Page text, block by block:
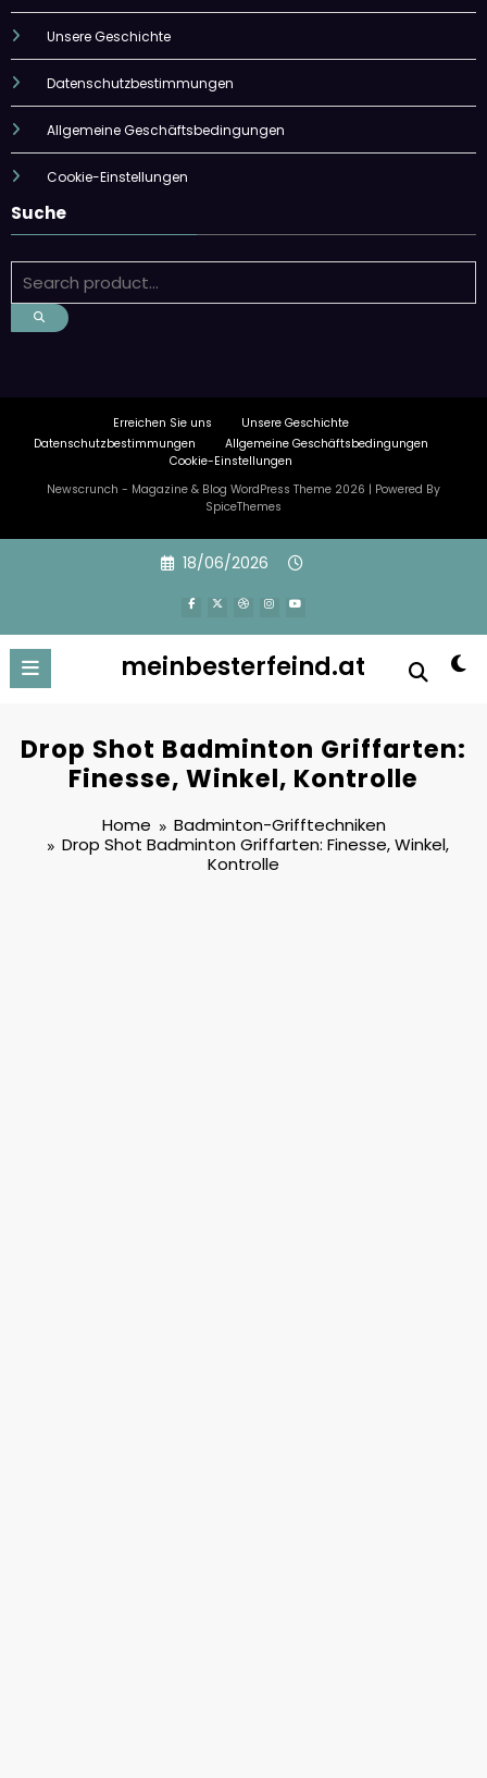
Unsere Geschichte
Datenschutzbestimmungen
Allgemeine Geschäftsbedingungen
Cookie-Einstellungen
Suche
Erreichen Sie uns
Unsere Geschichte
Datenschutzbestimmungen
Allgemeine Geschäftsbedingungen
Cookie-Einstellungen
Newscrunch - Magazine & Blog WordPress Theme 2026 | Powered By
SpiceThemes
18/06/2026
meinbesterfeind.at
Drop Shot Badminton Griffarten:
Finesse, Winkel, Kontrolle
Home
Badminton-Grifftechniken
Drop Shot Badminton Griffarten: Finesse, Winkel,
Kontrolle